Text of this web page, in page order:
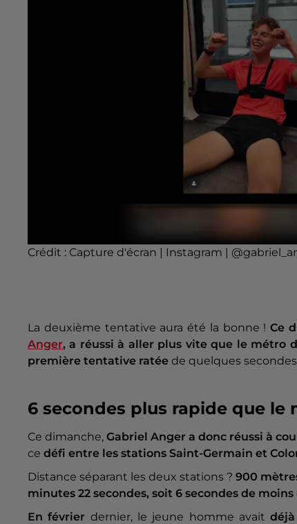
Crédit : Capture d'écran | Instagram |
La deuxième tentative aura été la bonne !Ce
Anger, a réussi à aller plus vite que le métro
première tentative ratée de quelques
6 secondes plus rapide que le
Ce dimanche,Gabriel Anger a donc réussi à
ce défi entre les stations Saint-Germain et
Distance séparant les deux stations ?900
minutes 22 secondes, soit 6 secondes de
En février dernier, le jeune homme avait